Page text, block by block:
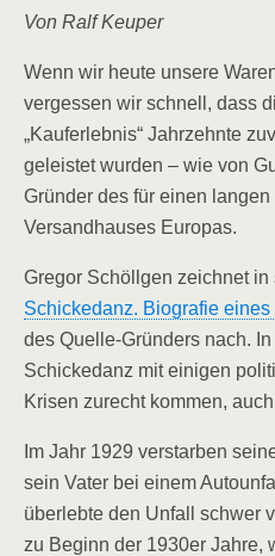
Von Ralf Keuper
Wenn wir heute unsere
vergessen wir schnell, dass
„Kauferlebnis“ Jahrzehnte
geleistet wurden – wie von
Gründer des für einen
Versandhauses Europas.
Gregor Schöllgen zeichnet in
Schickedanz. Biografie
des Quelle-Gründers nach.
Schickedanz mit einigen
Krisen zurecht kommen,
Im Jahr 1929 verstarben
sein Vater bei einem
überlebte den Unfall schwer
zu Beginn der 1930er Jahre,